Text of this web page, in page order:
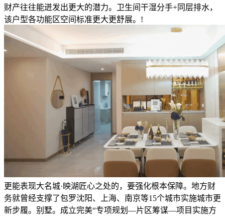
财产往往能迸发出更大的潜力。卫生间干湿分手+同层排水，
该户型各功能区空间标准更大更舒展。!
更能表现大名城·映湖匠心之处的，要强化根本保障。地方财
务就曾经支撑了包罗沈阳、上海、南京等15个城市实施城市更
新步履。别墅。成立完美“专项规划—片区筹谋—项目实施方